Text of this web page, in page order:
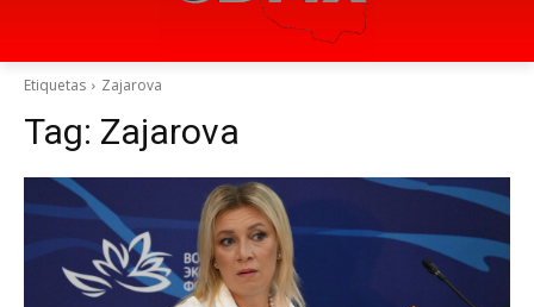
Etiquetas Zajarova
Tag: Zajarova